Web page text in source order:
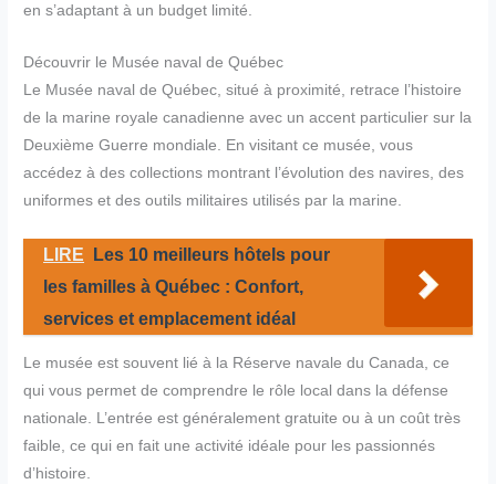
en s’adaptant à un budget limité.
Découvrir le Musée naval de Québec
Le Musée naval de Québec, situé à proximité, retrace l’histoire
de la marine royale canadienne avec un accent particulier sur la
Deuxième Guerre mondiale. En visitant ce musée, vous
accédez à des collections montrant l’évolution des navires, des
uniformes et des outils militaires utilisés par la marine.
LIRE
Les 10 meilleurs hôtels pour
les familles à Québec : Confort,
services et emplacement idéal
Le musée est souvent lié à la Réserve navale du Canada, ce
qui vous permet de comprendre le rôle local dans la défense
nationale. L’entrée est généralement gratuite ou à un coût très
faible, ce qui en fait une activité idéale pour les passionnés
d’histoire.